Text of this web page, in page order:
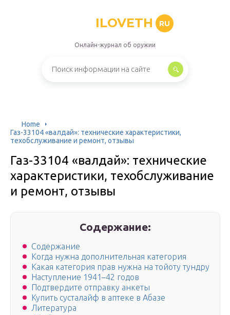
ILOVETH RU
Онлайн-журнал об оружии
Home
Газ-33104 «валдай»: технические характеристики,
техобслуживание и ремонт, отзывы
Газ-33104 «валдай»: технические
характеристики, техобслуживание
и ремонт, отзывы
Содержание:
Содержание
Когда нужна дополнительная категория
Какая категория прав нужна на тойоту тундру
Наступление 1941–42 годов
Подтвердите отправку анкеты
Купить сусталайф в аптеке в Абазе
Литература